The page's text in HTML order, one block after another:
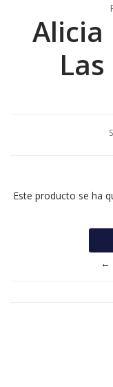
Alicia
Este producto se ha
←